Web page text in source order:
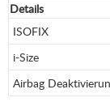
Details
ISOFIX
i-Size
Airbag